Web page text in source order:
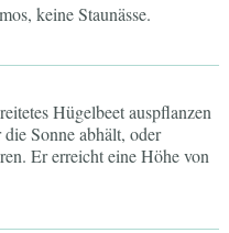
keine Staunässe.
Hügelbeet auspflanzen
Sonne abhält, oder
Er erreicht eine Höhe von